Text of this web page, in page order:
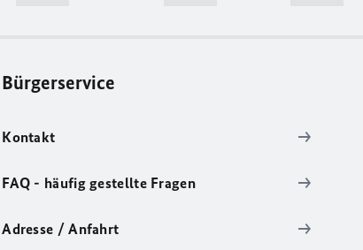
Bürgerservice
Kontakt
FAQ - häufig gestellte Fragen
Adresse / Anfahrt